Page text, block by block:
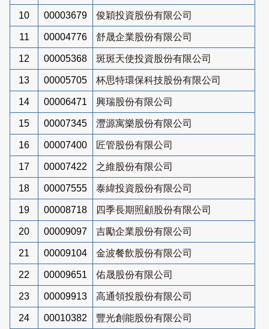
10 00003679 俊穎投資股份有限公司
11 00004776 舒晟企業股份有限公司
12 00005368 斑斑天使投資股份有限公司
13 00005705 杯思特環保科技股份有限公司
14 00006471 興瑞股份有限公司
15 00007345 灃源寓樂股份有限公司
16 00007400 匠管股份有限公司
17 00007422 之維股份有限公司
18 00007555 泰緯投資股份有限公司
19 00008718 四季長期照顧股份有限公司
20 00009097 吉勵企業股份有限公司
21 00009104 金波餐飲股份有限公司
22 00009651 佑晟股份有限公司
23 00009913 高通領投股份有限公司
24 00010382 豐光創能股份有限公司